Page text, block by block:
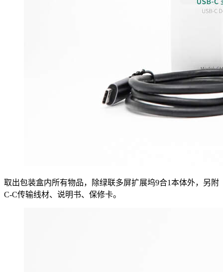
取出包装盒内所有物品，除绿联多屏扩展坞9合1本体外，另附
C-C传输线材、说明书、保修卡。